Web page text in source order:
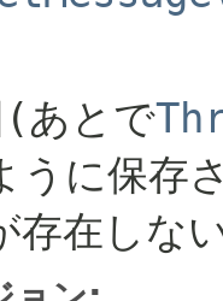
あとで
うに保存
存在しな